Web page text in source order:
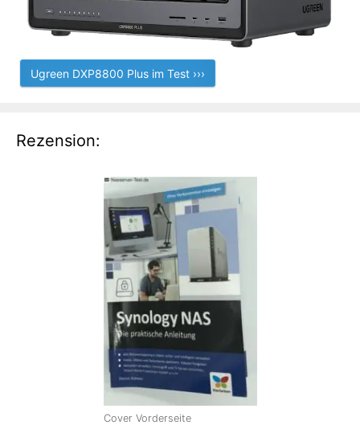
Ugreen DXP8800 Plus im Test ›››
Rezension:
Cover Vorderseite